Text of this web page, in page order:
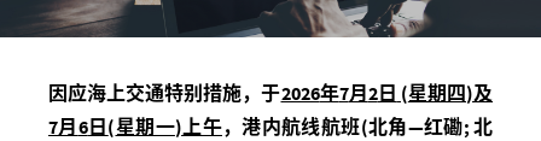
因应海上交通特别措施，于2026年7月 2日 (星期四)及
7月 6日 (星期一)上午，港内航线航班(北角—红磡; 北